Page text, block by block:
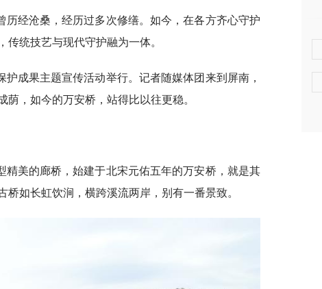
历经沧桑，经历过多次修缮。如今，在各方齐心守护
统技艺与现代守护融为一体。
成果主题宣传活动举行。记者随媒体团来到屏南，
，如今的万安桥，站得比以往更稳。
精美的廊桥，始建于北宋元佑五年的万安桥，就是其
如长虹饮涧，横跨溪流两岸，别有一番景致。